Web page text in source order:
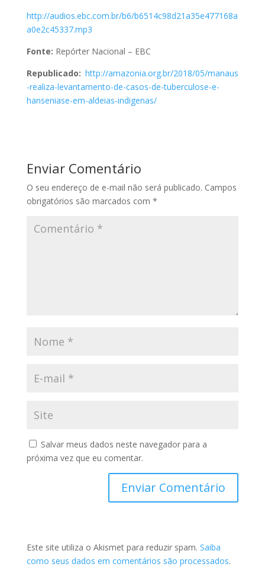
http://audios.ebc.com.br/b6/b6514c98d21a35e477168a
a0e2c45337.mp3
Fonte: Repórter Nacional – EBC
Republicado:http://amazonia.org.br/2018/05/manaus
-realiza-levantamento-de-casos-de-tuberculose-e-
hanseniase-em-aldeias-indigenas/
Enviar Comentário
O seu endereço de e-mail não será publicado. Campos
obrigatórios são marcados com *
Salvar meus dados neste navegador para a
próxima vez que eu comentar.
Este site utiliza o Akismet para reduzir spam. Saiba
como seus dados em comentários são processados.